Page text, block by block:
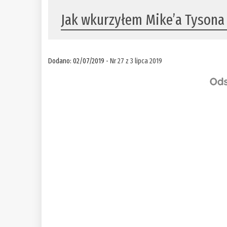
Jak wkurzyłem Mike’a Tysona
Dodano: 02/07/2019 -Nr 27 z 3 lipca 2019